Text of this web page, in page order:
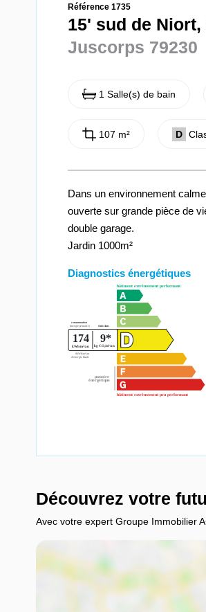
Référence 1735
15' sud de
Juscorps 79230
1 Salle(s) de bain
107 m² D
Dans un environnement
ouverte sur grande pièce de
double garage.
Jardin 1000m²
Diagnostics énergétiques
Découvrez votre
Avec votre expert Groupe Immobilier